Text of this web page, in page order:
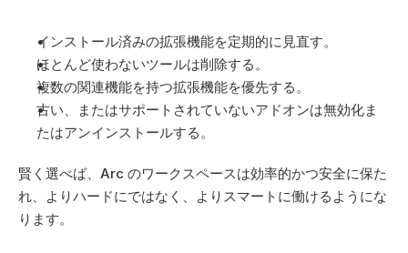
インストール済みの拡張機能を定期的に見直す。
ほとんど使わないツールは削除する。
複数の関連機能を持つ拡張機能を優先する。
古い、またはサポートされていないアドオンは無効化ま
たはアンインストールする。
賢く選べば、Arc のワークスペースは効率的かつ安全に保た
れ、よりハードにではなく、よりスマートに働けるようにな
ります。